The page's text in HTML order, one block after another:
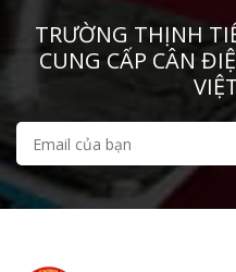
TSCALE
Zemic
Infinity
HBM
TRƯỜNG THỊNH
CUNG CẤP CÂN